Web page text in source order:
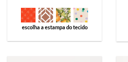
escolha a estampa do tecido